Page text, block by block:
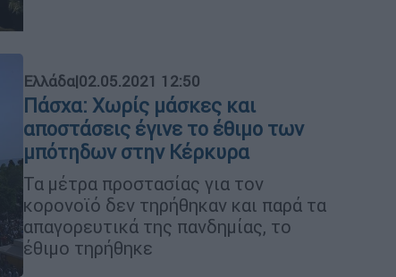
Ελλάδα|02.05.2021 12:50
Πάσχα: Χωρίς μάσκες και
αποστάσεις έγινε το έθιμο των
μπότηδων στην Κέρκυρα
Τα μέτρα προστασίας για τον
κορονοϊό δεν τηρήθηκαν και παρά τα
απαγορευτικά της πανδημίας, το
έθιμο τηρήθηκε